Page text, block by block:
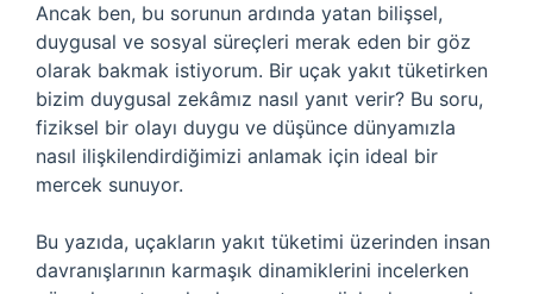
Ancak ben, bu sorunun ardında yatan bilişsel,
duygusal ve sosyal süreçleri merak eden bir göz
olarak bakmak istiyorum. Bir uçak yakıt tüketirken
bizim duygusal zekâmız nasıl yanıt verir? Bu soru,
fiziksel bir olayı duygu ve düşünce dünyamızla
nasıl ilişkilendirdiğimizi anlamak için ideal bir
mercek sunuyor.
Bu yazıda, uçakların yakıt tüketimi üzerinden insan
davranışlarının karmaşık dinamiklerini incelerken